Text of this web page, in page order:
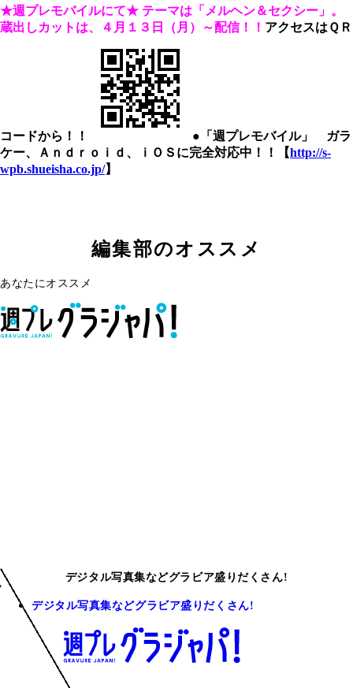
★週プレモバイルにて★ テーマは「メルヘン＆セクシー」。
蔵出しカットは、４ 月１３日（月）～配信！！ アクセスはＱＲ
コードから！！
●「週プレモバイル」 ガラ
ケー、Ａｎｄｒｏｉｄ、ｉＯＳに完全対応中！！【http://s-
wpb.shueisha.co.jp/】
編集部のオススメ
あなたにオススメ
デジタル写真集などグラビア盛りだくさん!
デジタル写真集などグラビア盛りだくさん!